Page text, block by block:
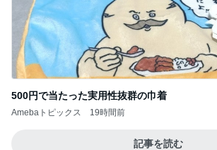
500円で当たった実用性抜群の巾着
Amebaトピックス 19時間前
記事を読む